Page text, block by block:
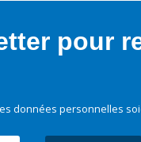
pour
données personnelles